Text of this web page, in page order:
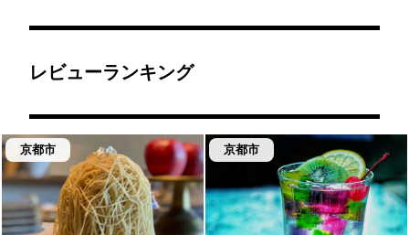
レビューランキング
京都市 京都市